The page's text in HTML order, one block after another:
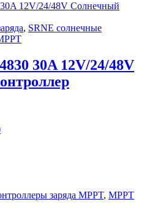
, SRNE солнечные
30A 12V/24/48V
заряда MPPT, MPPT